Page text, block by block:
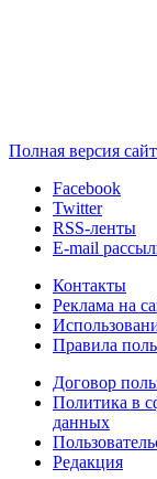
Полная версия
Facebook
Twitter
RSS-ленты
E-mail
Контакты
Реклама на
Правила
Договор
Политика в
данных
Редакция